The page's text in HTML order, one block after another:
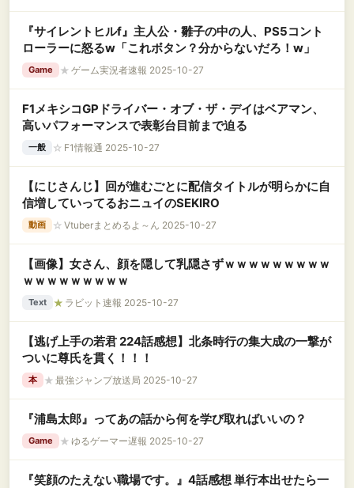
『サイレントヒルf』主人公・雛子の中の人、PS5コント
ローラーに怒るw「これボタン？分からないだろ！w」
Game ★ ゲーム実況者速報 2025-10-27
F1メキシコGPドライバー・オブ・ザ・デイはベアマン、
高いパフォーマンスで表彰台目前まで迫る
一般 ☆ F1情報通 2025-10-27
【にじさんじ】回が進むごとに配信タイトルが明らかに自
信増していってるおニュイのSEKIRO
動画 ☆ Vtuberまとめるよ～ん 2025-10-27
【画像】女さん、顔を隠して乳隠さずｗｗｗｗｗｗｗｗｗ
ｗｗｗｗｗｗｗｗｗ
Text ★ ラビット速報 2025-10-27
【逃げ上手の若君 224話感想】北条時行の集大成の一撃が
ついに尊氏を貫く！！！
本 ★ 最強ジャンプ放送局 2025-10-27
『浦島太郎』ってあの話から何を学び取ればいいの？
Game ★ ゆるゲーマー遅報 2025-10-27
『笑顔のたえない職場です。』4話感想 単行本出せたら一